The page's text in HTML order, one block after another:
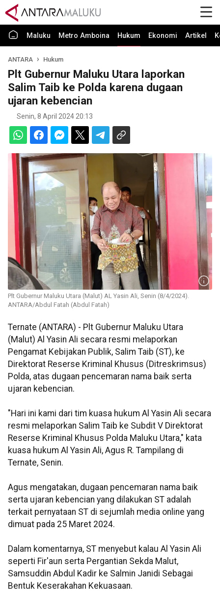
Maluku Metro Amboina Hukum Ekonomi Artikel
ANTARA Hukum
Plt Gubernur Maluku Utara laporkan
Salim Taib ke Polda karena dugaan
ujaran kebencian
Senin, 8 April 2024 20:13
Plt Gubernur Maluku Utara (Malut) AL Yasin Ali, Senin (8/4/2024).
ANTARA/Abdul Fatah (Abdul Fatah)
Ternate (ANTARA) - Plt Gubernur Maluku Utara
(Malut) Al Yasin Ali secara resmi melaporkan
Pengamat Kebijakan Publik, Salim Taib (ST), ke
Direktorat Reserse Kriminal Khusus (Ditreskrimsus)
Polda, atas dugaan pencemaran nama baik serta
ujaran kebencian.
"Hari ini kami dari tim kuasa hukum Al Yasin Ali secara
resmi melaporkan Salim Taib ke Subdit V Direktorat
Reserse Kriminal Khusus Polda Maluku Utara," kata
kuasa hukum Al Yasin Ali, Agus R. Tampilang di
Ternate, Senin.
Agus mengatakan, dugaan pencemaran nama baik
serta ujaran kebencian yang dilakukan ST adalah
terkait pernyataan ST di sejumlah media online yang
dimuat pada 25 Maret 2024.
Dalam komentarnya, ST menyebut kalau Al Yasin Ali
seperti Fir'aun serta Pergantian Sekda Malut,
Samsuddin Abdul Kadir ke Salmin Janidi Sebagai
Bentuk Keserakahan Kekuasaan.